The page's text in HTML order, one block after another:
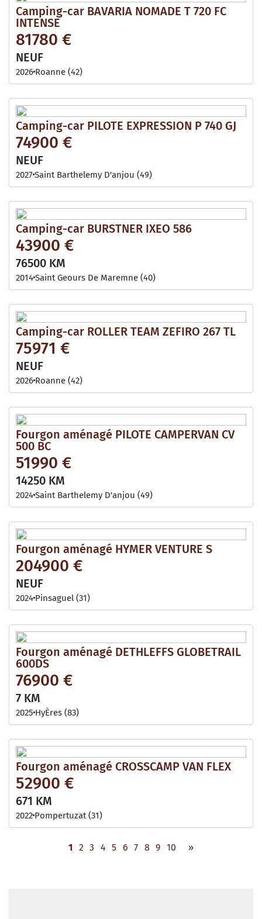
Camping-car BAVARIA NOMADE T 720 FC
INTENSE
81780 €
NEUF
2026 Roanne (42)
Camping-car PILOTE EXPRESSION P 740 GJ
74900 €
NEUF
2027Saint Barthelemy D'anjou (49)
Camping-car BURSTNER IXEO 586
43900 €
76500 KM
2014Saint Geours De Maremne (40)
Camping-car ROLLER TEAM ZEFIRO 267 TL
75971 €
NEUF
2026 Roanne (42)
Fourgon aménagé PILOTE CAMPERVAN CV
500 BC
51990 €
14250 KM
2024Saint Barthelemy D'anjou (49)
Fourgon aménagé HYMER VENTURE S
204900 €
NEUF
2024 Pinsaguel (31)
Fourgon aménagé DETHLEFFS GLOBETRAIL
600DS
76900 €
7 KM
2025 HyÈres (83)
Fourgon aménagé CROSSCAMP VAN FLEX
52900 €
671 KM
2022 Pompertuzat (31)
1 2 3 4 5 6 7 8 9 10 »